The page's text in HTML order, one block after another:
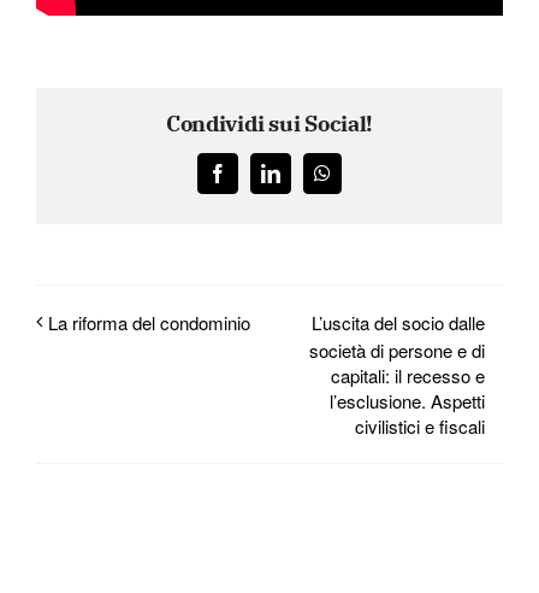
Condividi sui Social!
FacebookLinkedInWhatsApp
La riforma del condominio
L’uscita del socio dalle
società di persone e di
capitali: il recesso e
l’esclusione. Aspetti
civilistici e fiscali